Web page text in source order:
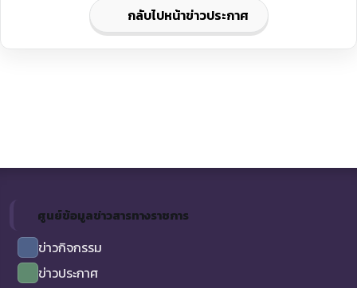
กลับไปหน้าข่าวประกาศ
ศูนย์ข้อมูลข่าวสารทางราชการ
ข่าวกิจกรรม
ข่าวประกาศ